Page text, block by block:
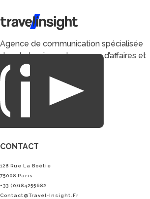
Travel Insight
Agence de communication spécialisée
dans le tourisme du voyage d’affaires et
du loisirs.
CONTACT
128 Rue La Boétie
75008 Paris
+33 (0)184255682
Contact@Travel-Insight.fr